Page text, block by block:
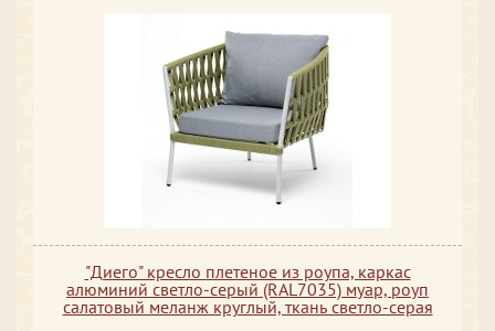
"Диего" кресло плетеное из роупа, каркас
алюминий светло-серый (RAL7035) муар, роуп
салатовый меланж круглый, ткань светло-серая